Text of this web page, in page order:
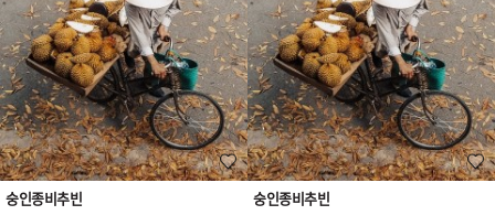
숭인종비추빈 숭인종비추빈